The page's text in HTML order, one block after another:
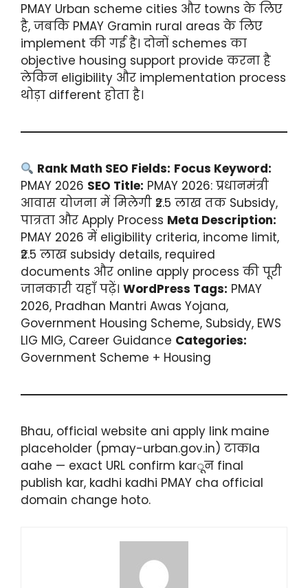
PMAY Urban scheme cities और towns के लिए
है, जबकि PMAY Gramin rural areas के लिए
implement की गई है। दोनों schemes का
objective housing support provide करना है
लेकिन eligibility और implementation process
थोड़ा different होता है।
Rank Math SEO Fields: Focus Keyword:
PMAY 2026 SEO Title: PMAY 2026: प्रधानमंत्री
आवास योजना में मिलेगी ₹2.5 लाख तक Subsidy,
पात्रता और Apply Process Meta Description:
PMAY 2026 में eligibility criteria, income limit,
₹2.5 लाख subsidy details, required
documents और online apply process की पूरी
जानकारी यहाँ पढ़ें। WordPress Tags: PMAY
2026, Pradhan Mantri Awas Yojana,
Government Housing Scheme, Subsidy, EWS
LIG MIG, Career Guidance Categories:
Government Scheme + Housing
Bhau, official website ani apply link maine
placeholder (pmay-urban.gov.in) टाकla
aahe — exact URL confirm karून final
publish kar, kadhi kadhi PMAY cha official
domain change hoto.